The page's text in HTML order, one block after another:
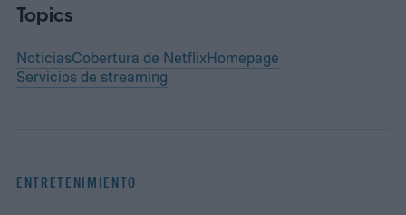
Topics
NoticiasCobertura de NetflixHomepage
Servicios de streaming
ENTRETENIMIENTO